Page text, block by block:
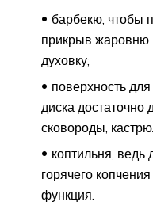
барбекю, чтобы
прикрыв жаровню
духовку;
поверхность
диска достаточно
сковороды,
коптильня, ведь
горячего
функция.